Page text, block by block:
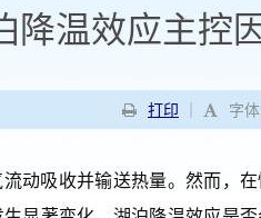
降温效应主控
打印 ｜ 字体
吸收并输送热量。然而，在